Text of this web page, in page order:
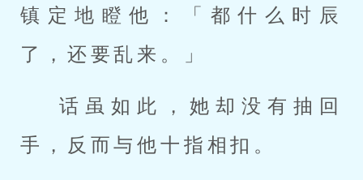
镇定地瞪他：「都什么时辰
了，还要乱来。」
话虽如此，她却没有抽回
手，反而与他十指相扣。